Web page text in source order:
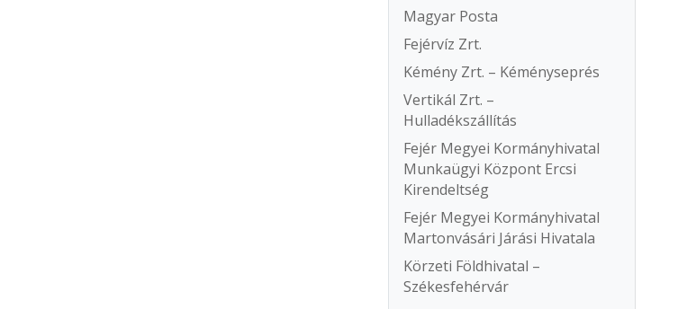
Magyar Posta
Fejérvíz Zrt.
Kémény Zrt. – Kéményseprés
Vertikál Zrt. –
Hulladékszállítás
Fejér Megyei Kormányhivatal
Munkaügyi Központ Ercsi
Kirendeltség
Fejér Megyei Kormányhivatal
Martonvásári Járási Hivatala
Körzeti Földhivatal –
Székesfehérvár